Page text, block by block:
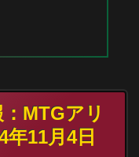
MTGアリ
11月4日